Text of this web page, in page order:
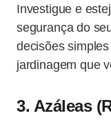
Investigue e
segurança do
decisões
jardinagem que
3. Azáleas